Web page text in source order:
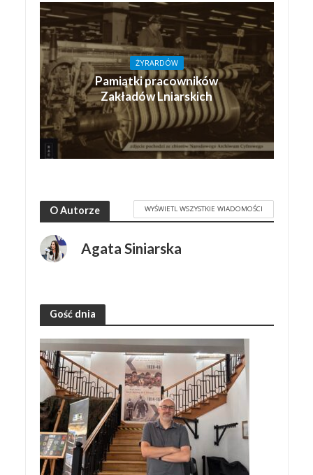
ŻYRARDÓW
Pamiątki pracowników
Zakładów Lniarskich
O Autorze WYŚWIETL WSZYSTKIE WIADOMOŚCI
Agata Siniarska
Gość dnia